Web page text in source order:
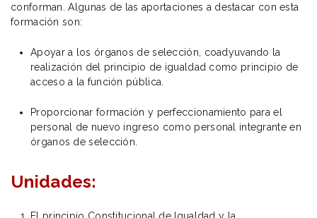
conforman. Algunas de las aportaciones a destacar con esta
formación son:
Apoyar a los órganos de selección, coadyuvando la
realización del principio de igualdad como principio de
acceso a la función pública.
Proporcionar formación y perfeccionamiento para el
personal de nuevo ingreso como personal integrante en
órganos de selección.
Unidades: